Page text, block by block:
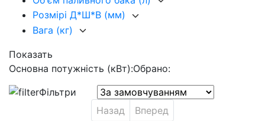
Розмірі Д*Ш*В (мм)
Вага (кг)
Показать
Основна потужність (кВт):Обрано:
Фільтри
Назад
Вперед